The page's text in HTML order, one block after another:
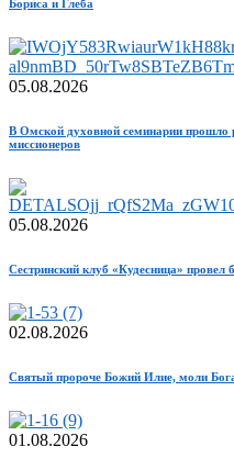
Бориса и Глеба
05.08.2026
В Омской духовной семинарии прошло
миссионеров
05.08.2026
Сестринский клуб «Кудесница» провел
02.08.2026
Святый пророче Божий Илие, моли
01.08.2026